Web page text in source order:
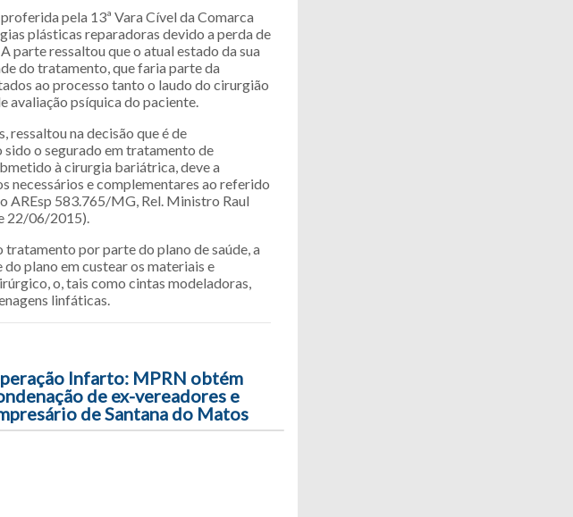
pela 13ª Vara Cível da Comarca
plásticas reparadoras devido a perda de
parte ressaltou que o atual estado da sua
do tratamento, que faria parte da
ao processo tanto o laudo do cirurgião
psíquica do paciente.
ressaltou na decisão que é de
o segurado em tratamento de
à cirurgia bariátrica, deve a
necessários e complementares ao referido
AREsp 583.765/MG, Rel. Ministro Raul
22/06/2015).
por parte do plano de saúde, a
plano em custear os materiais e
o, tais como cintas modeladoras,
linfáticas.
Infarto: MPRN obtém
de ex-vereadores e
de Santana do Matos